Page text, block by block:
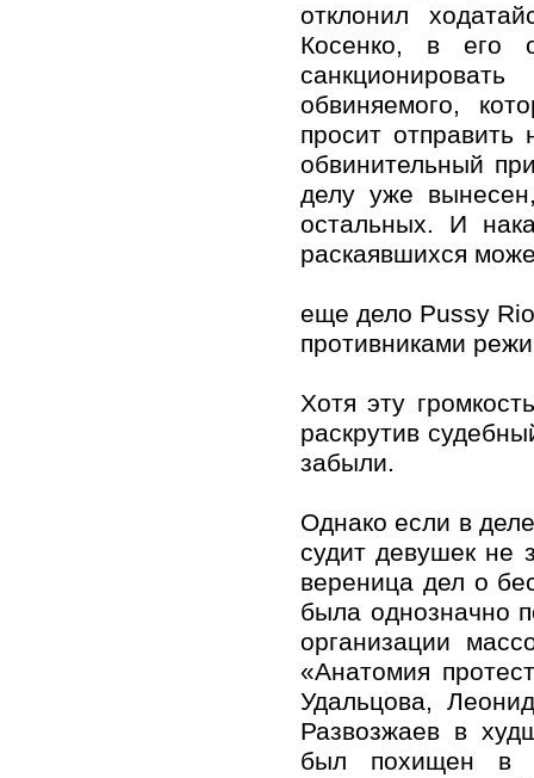
отклонил
Косенко, в его
обвиняемого,
просит
обвинительный
делу уже
остальных. И
раскаявшихся
еще дело Pussy
противниками
Хотя эту
раскрутив
забыли.
Однако если в
судит девушек не
вереница дел о
была однозначно
организации
«Анатомия
Удальцова,
Развозжаев в
был похищен в